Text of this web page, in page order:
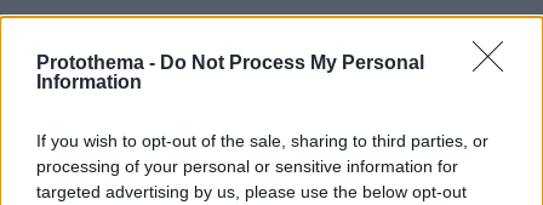
Protothema - Do Not Process My Personal
Information
If you wish to opt-out of the sale, sharing to third parties, or
processing of your personal or sensitive information for
targeted advertising by us, please use the below opt-out
και μάθετε πρώτοι όλες τις ειδήσεις
και τον Κόσμο, τη στιγμή που συμβαίνουν, στο
Protothema.gr